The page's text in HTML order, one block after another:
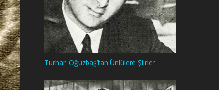
Turhan Oğuzbaş’tan Ünlülere Şiirler